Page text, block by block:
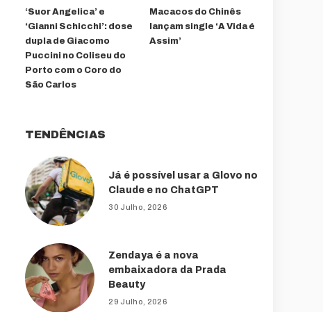
‘Suor Angelica’ e
‘Gianni Schicchi’: dose
dupla de Giacomo
Puccini no Coliseu do
Porto com o Coro do
São Carlos
Macacos do Chinês
lançam single ‘A Vida é
Assim’
TENDÊNCIAS
Já é possível usar a Glovo no
Claude e no ChatGPT
30 Julho, 2026
Zendaya é a nova
embaixadora da Prada
Beauty
29 Julho, 2026